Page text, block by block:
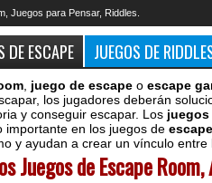
Juegos para Pensar, Riddles.
DE ESCAPE JUEGOS DE
juego de escape o escape
los jugadores deberán
y conseguir escapar. Los juegos
importante en los juegos de
y ayudan a crear un vínculo entre
Juegos de Escape